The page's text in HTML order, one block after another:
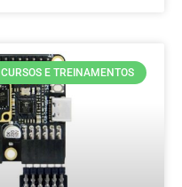
CURSOS E TREINAMENTOS